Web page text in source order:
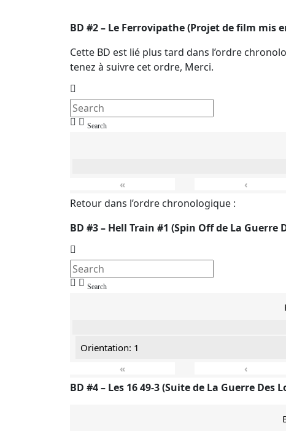
BD #2 – Le Ferrovipathe (Projet de film mis
Cette BD est lié plus tard dans l’ordre
tenez à suivre cet ordre, Merci.
Search
« ‹
Retour dans l’ordre chronologique :
BD #3 – Hell Train #1 (Spin Off de La Guerre
Search
Orientation: 1
«
‹
BD #4 – Les 16 49-3 (Suite de La Guerre Des